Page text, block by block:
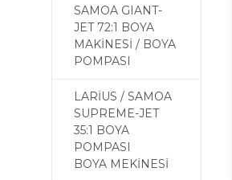
SAMOA GIANT-
JET 72:1 BOYA
MAKİNESİ / BOYA
POMPASI
LARİUS / SAMOA
SUPREME-JET
35:1 BOYA
POMPASI
BOYA MEKİNESİ